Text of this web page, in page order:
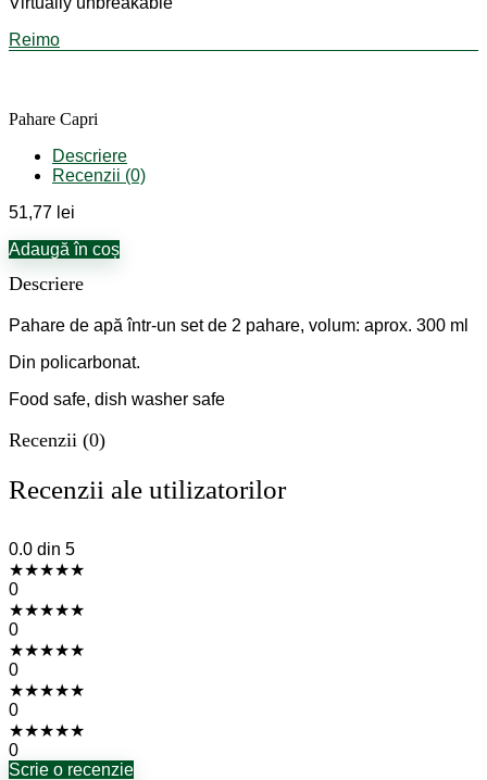
Reimo
Pahare Capri
Descriere
Recenzii (0)
51,77 lei
Adaugă în coș
Descriere
Pahare de apă într-un set de 2 pahare, volum: aprox. 300 ml
Din policarbonat.
Food safe, dish washer safe
Recenzii (0)
Recenzii ale utilizatorilor
0.0 din 5
★★★★★
0
★★★★★
0
★★★★★
0
★★★★★
0
★★★★★
0
Scrie o recenzie